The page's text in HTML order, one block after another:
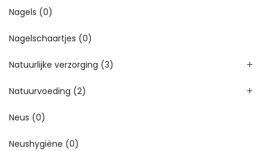
Nagels (0)
Nagelschaartjes (0)
Natuurlijke verzorging (3)
Natuurvoeding (2)
Neus (0)
Neushygiëne (0)